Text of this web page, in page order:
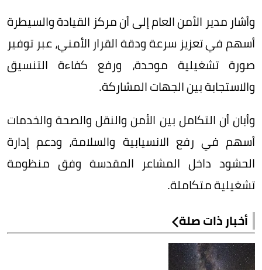
وأشار مدير الأمن العام إلى أن مركز القيادة والسيطرة
أسهم في تعزيز سرعة ودقة القرار الأمني، عبر توفير
صورة تشغيلية موحدة، ورفع كفاءة التنسيق
والاستجابة بين الجهات المشاركة.
وأبان أن التكامل بين الأمن والنقل والصحة والخدمات
أسهم في رفع الانسيابية والسلامة، ودعم إدارة
الحشود داخل المشاعر المقدسة وفق منظومة
تشغيلية متكاملة.
أخبار ذات صلة